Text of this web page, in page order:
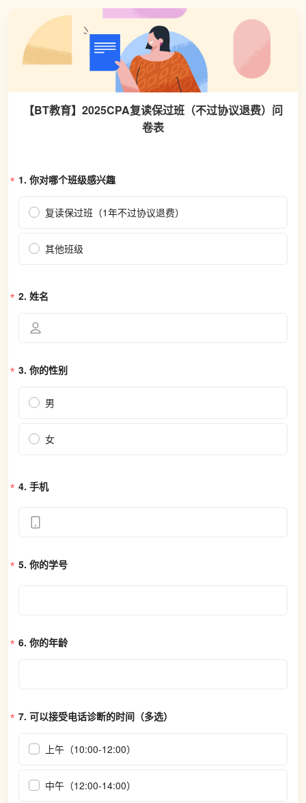
【BT教育】2025CPA复读保过班（不过协议退费）问
卷表
1. 你对哪个班级感兴趣
复读保过班（1年不过协议退费）
其他班级
2. 姓名
3. 你的性别
男
女
4. 手机
5. 你的学号
6. 你的年龄
7. 可以接受电话诊断的时间（多选）
上午（10:00-12:00）
中午（12:00-14:00）